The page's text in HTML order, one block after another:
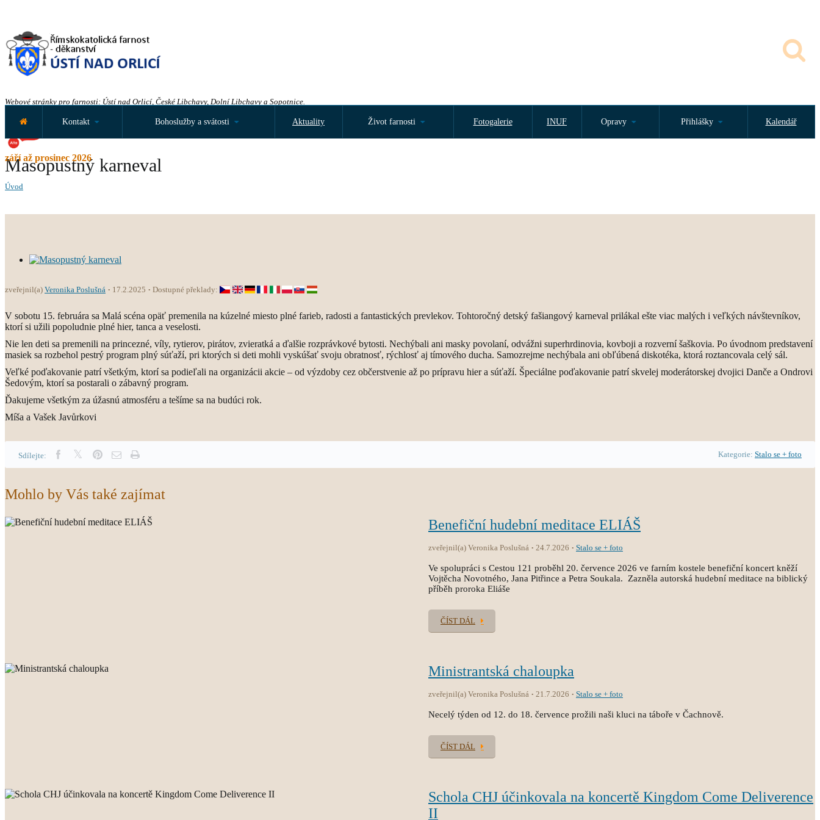
Webové stránky pro farnosti: Ústí nad Orlicí, České Libchavy, Dolní Libchavy a Sopotnice.
září až prosinec 2026
Kontakt Bohoslužby a svátosti Aktuality Život farnosti Fotogalerie INUF Opravy Přihlášky Kalendář
Masopustný karneval
Úvod
zveřejnil(a) Veronika Poslušná 17.2.2025 Dostupné překlady:
V sobotu 15. februára sa Malá scéna opäť premenila na kúzelné miesto plné farieb, radosti a fantastických prevlekov. Tohtoročný detský fašiangový karneval prilákal ešte viac malých i veľkých návštevníkov,
ktorí si užili popoludnie plné hier, tanca a veselosti.
Nie len deti sa premenili na princezné, víly, rytierov, pirátov, zvieratká a ďalšie rozprávkové bytosti. Nechýbali ani masky povolaní, odvážni superhrdinovia, kovboji a rozverní šaškovia. Po úvodnom predstavení
masiek sa rozbehol pestrý program plný súťaží, pri ktorých si deti mohli vyskúšať svoju obratnosť, rýchlosť aj tímového ducha. Samozrejme nechýbala ani obľúbená diskotéka, ktorá roztancovala celý sál.
Veľké poďakovanie patrí všetkým, ktorí sa podieľali na organizácii akcie – od výzdoby cez občerstvenie až po prípravu hier a súťaží. Špeciálne poďakovanie patrí skvelej moderátorskej dvojici Danče a Ondrovi
Šedovým, ktorí sa postarali o zábavný program.
Ďakujeme všetkým za úžasnú atmosféru a tešíme sa na budúci rok.
Míša a Vašek Javůrkovi
Sdílejte: Kategorie: Stalo se + foto
Mohlo by Vás také zajímat
Benefiční hudební meditace ELIÁŠ
zveřejnil(a) Veronika Poslušná 24.7.2026 Stalo se + foto
Ve spolupráci s Cestou 121 proběhl 20. července 2026 ve farním kostele benefiční koncert kněží
Vojtěcha Novotného, Jana Pitřince a Petra Soukala. Zazněla autorská hudební meditace na biblický
příběh proroka Eliáše
ČÍST DÁL
Ministrantská chaloupka
zveřejnil(a) Veronika Poslušná 21.7.2026 Stalo se + foto
Necelý týden od 12. do 18. července prožili naši kluci na táboře v Čachnově.
ČÍST DÁL
Schola CHJ účinkovala na koncertě Kingdom Come Deliverence
II